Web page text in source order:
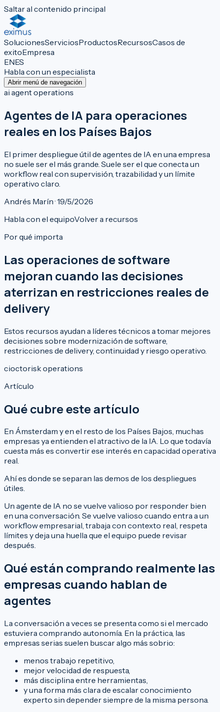
Saltar al contenido principal
SolucionesServiciosProductosRecursosCasos de
exitoEmpresa
ENES
Habla con un especialista
Abrir menú de navegación
ai agent operations
Agentes de IA para operaciones
reales en los Países Bajos
El primer despliegue útil de agentes de IA en una empresa
no suele ser el más grande. Suele ser el que conecta un
workflow real con supervisión, trazabilidad y un límite
operativo claro.
Andrés Marín · 19/5/2026
Habla con el equipoVolver a recursos
Por qué importa
Las operaciones de software
mejoran cuando las decisiones
aterrizan en restricciones reales de
delivery
Estos recursos ayudan a líderes técnicos a tomar mejores
decisiones sobre modernización de software,
restricciones de delivery, continuidad y riesgo operativo.
cioctorisk operations
Artículo
Qué cubre este artículo
En Ámsterdam y en el resto de los Países Bajos, muchas
empresas ya entienden el atractivo de la IA. Lo que todavía
cuesta más es convertir ese interés en capacidad operativa
real.
Ahí es donde se separan las demos de los despliegues
útiles.
Un agente de IA no se vuelve valioso por responder bien
en una conversación. Se vuelve valioso cuando entra a un
workflow empresarial, trabaja con contexto real, respeta
límites y deja una huella que el equipo puede revisar
después.
Qué están comprando realmente las
empresas cuando hablan de
agentes
La conversación a veces se presenta como si el mercado
estuviera comprando autonomía. En la práctica, las
empresas serias suelen buscar algo más sobrio:
menos trabajo repetitivo,
mejor velocidad de respuesta,
más disciplina entre herramientas,
y una forma más clara de escalar conocimiento
experto sin depender siempre de la misma persona.